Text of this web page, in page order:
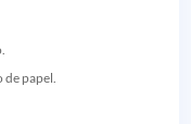
papel.